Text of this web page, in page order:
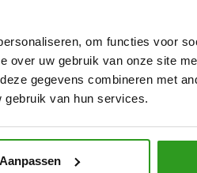
om functies voor
over uw gebruik van onze site
gegevens combineren met
van hun services.
Aanpassen
Locatie